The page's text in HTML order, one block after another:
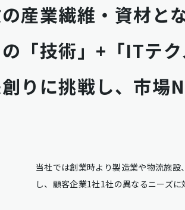
産業繊維・資材と
「技術」+「ITテ
りに挑戦し、市場
当社では創業時より製造業や物流施
し、顧客企業1社1社の異なるニーズ